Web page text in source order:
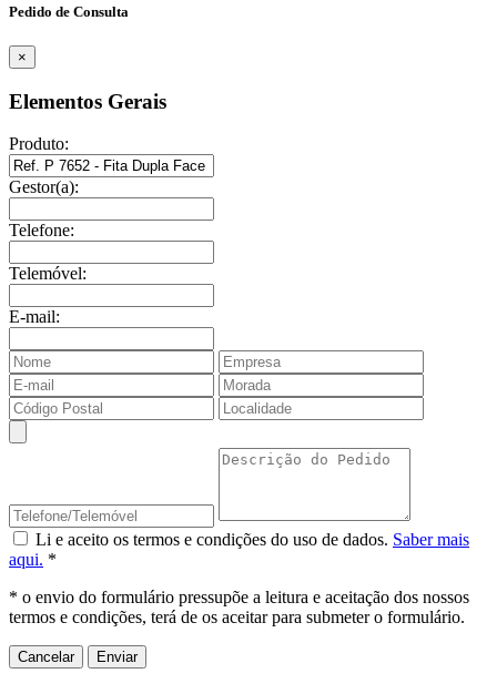
Pedido de Consulta
×
Elementos Gerais
Produto:
Gestor(a):
Telefone:
Telemóvel:
E-mail:
Li e aceito os termos e condições do uso de dados. Saber mais
aqui. *
* o envio do formulário pressupõe a leitura e aceitação dos nossos
termos e condições, terá de os aceitar para submeter o formulário.
Cancelar